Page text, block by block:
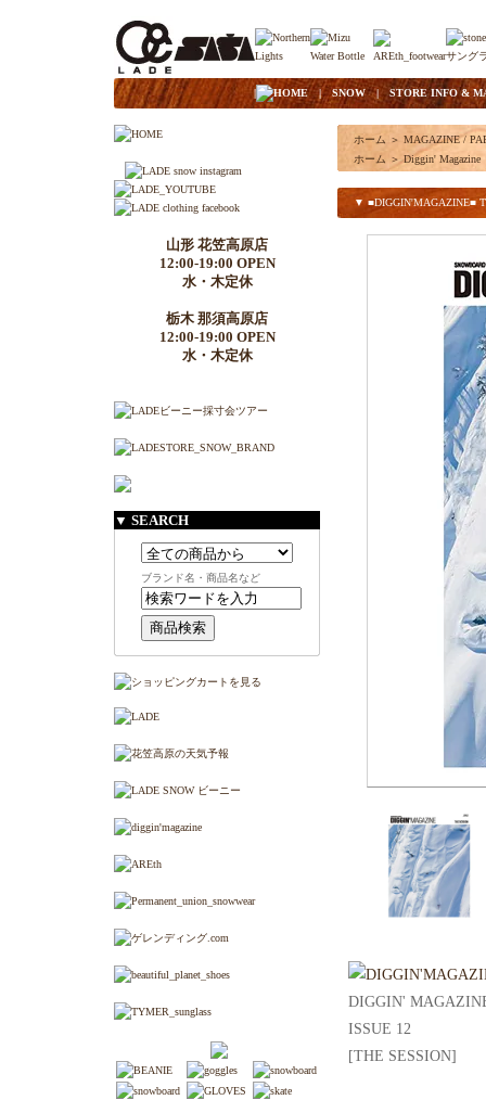
| HOME|SNOW| STORE INFO &
山形 花笠高原店
12:00-19:00 OPEN
水・木定休
栃木 那須高原店
12:00-19:00 OPEN
水・木定休
▼ SEARCH
ブランド名・商品名など
ホーム ＞ MAGAZINE /
ホーム ＞ Diggin' Magazine
▼ ■DIGGIN'MAGAZINE■
DIGGIN'
ISSUE 12
[THE SESSION]